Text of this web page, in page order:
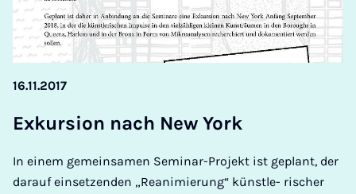
16.11.2017
Ex­kur­sion nach New York
In einem gemeinsamen Seminar-Projekt ist geplant, der
darauf einsetzenden „Reanimierung“ künstle- rischer